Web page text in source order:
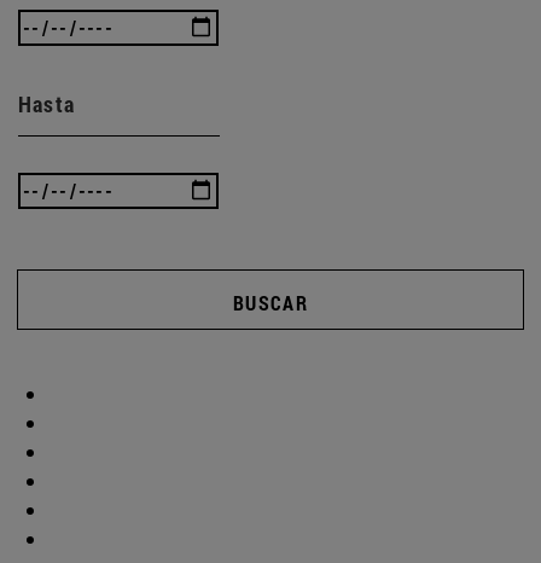
Hasta
BUSCAR